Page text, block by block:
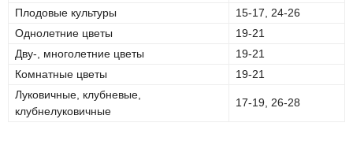
Плодовые культуры
15-17, 24-26
Однолетние цветы
19-21
Дву-, многолетние цветы
19-21
Комнатные цветы
19-21
Луковичные, клубневые,
клубнелуковичные
17-19, 26-28